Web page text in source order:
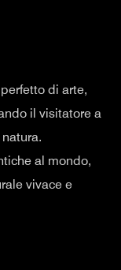
di arte,
il visitatore a
al mondo,
vivace e